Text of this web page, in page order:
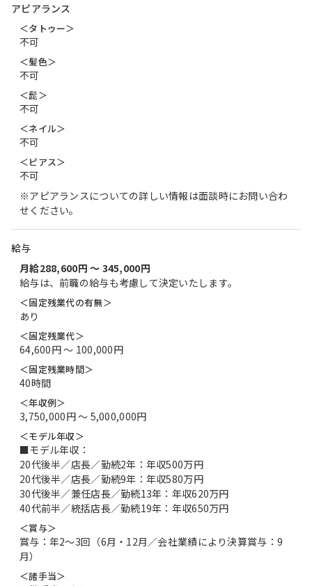
アピアランス
＜タトゥー＞
不可
＜髪色＞
不可
＜髭＞
不可
＜ネイル＞
不可
＜ピアス＞
不可
※アピアランスについての詳しい情報は面談時にお問い合わ
せください。
給与
月給288,600円 〜 345,000円
給与は、前職の給与も考慮して決定いたします。
＜固定残業代の有無＞
あり
＜固定残業代＞
64,600円 〜 100,000円
＜固定残業時間＞
40時間
＜年収例＞
3,750,000円 〜 5,000,000円
＜モデル年収＞
■モデル年収：
20代後半／店長／勤続2年：年収500万円
20代後半／店長／勤続9年：年収580万円
30代後半／兼任店長／勤続13年：年収620万円
40代前半／統括店長／勤続19年：年収650万円
＜賞与＞
賞与：年2～3回（6月・12月／会社業績により決算賞与：9
月）
＜諸手当＞